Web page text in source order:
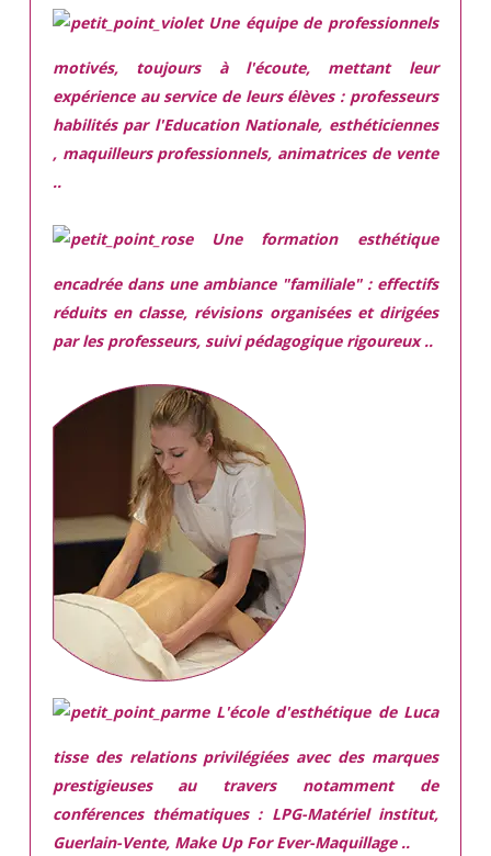
Une équipe de professionnels
motivés,toujours à l'écoute, mettant leur
expérience au service de leurs élèves : professeurs
habilités par l'Education Nationale, esthéticiennes
, maquilleurs professionnels, animatrices de vente
..
Une formation esthétique
encadrée dans une ambiance "familiale" : effectifs
réduits en classe, révisions organisées et dirigées
par les professeurs, suivi pédagogique rigoureux ..
L'école d'esthétique de Luca
tisse des relations privilégiées avec des marques
prestigieuses au travers notamment de
conférences thématiques : LPG-Matériel institut,
Guerlain-Vente, Make Up For Ever-Maquillage ..